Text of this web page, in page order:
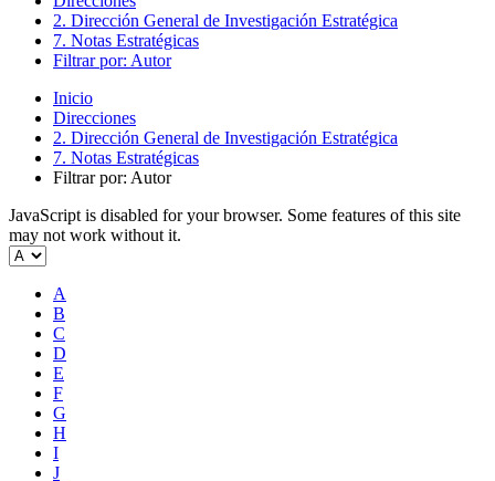
2. Dirección General de Investigación Estratégica
7. Notas Estratégicas
Filtrar por: Autor
Inicio
Direcciones
2. Dirección General de Investigación Estratégica
7. Notas Estratégicas
Filtrar por: Autor
JavaScript is disabled for your browser. Some features of this site
may not work without it.
A
B
C
D
E
F
G
H
I
J